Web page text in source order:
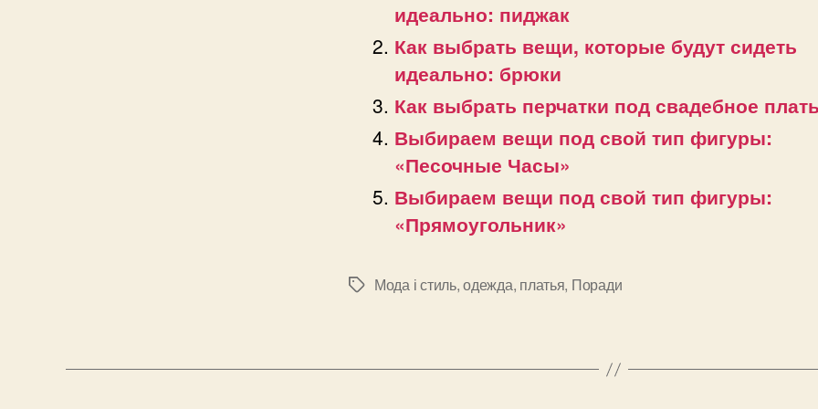
идеально: пиджак
Как выбрать вещи, которые будут сидеть
идеально: брюки
Как выбрать перчатки под свадебное
Выбираем вещи под свой тип фигуры:
«Песочные Часы»
Выбираем вещи под свой тип фигуры:
«Прямоугольник»
Позначки
Мода і стиль,одежда, платья, Поради